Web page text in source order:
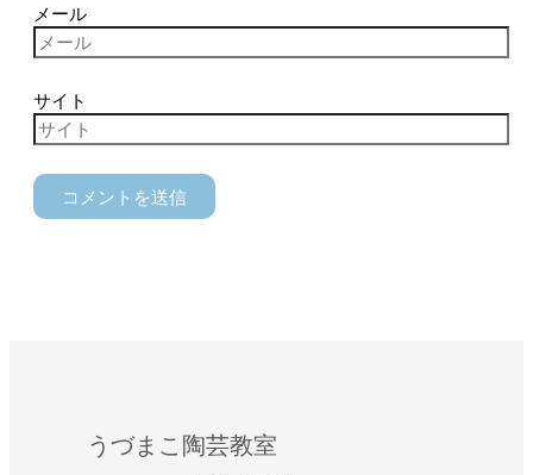
メール
サイト
うづまこ陶芸教室